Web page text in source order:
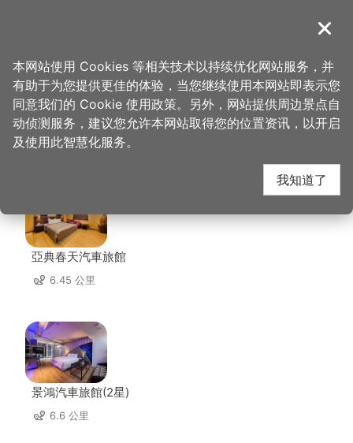
導覽
首页 > 想去的地方 > 美食、购物 > 腴酿康普茶
腴酿康普茶 周边住宿
亞典春天汽車旅館
6.45 公里
景鴻汽車旅館(2星)
6.6 公里
关闭
本网站使用 Cookies 等相关技术以持续优化网站服务，并
有助于为您提供更佳的体验，当您继续使用本网站即表示您
同意我们的 Cookie 使用政策。另外，网站提供周边景点自
动侦测服务，建议您允许本网站取得您的位置资讯，以开启
及使用此智慧化服务。
我知道了